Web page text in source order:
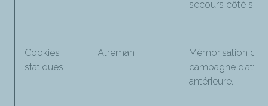
secours côté
Cookies
statiques
Atreman
Mémorisation
campagne
antérieure.